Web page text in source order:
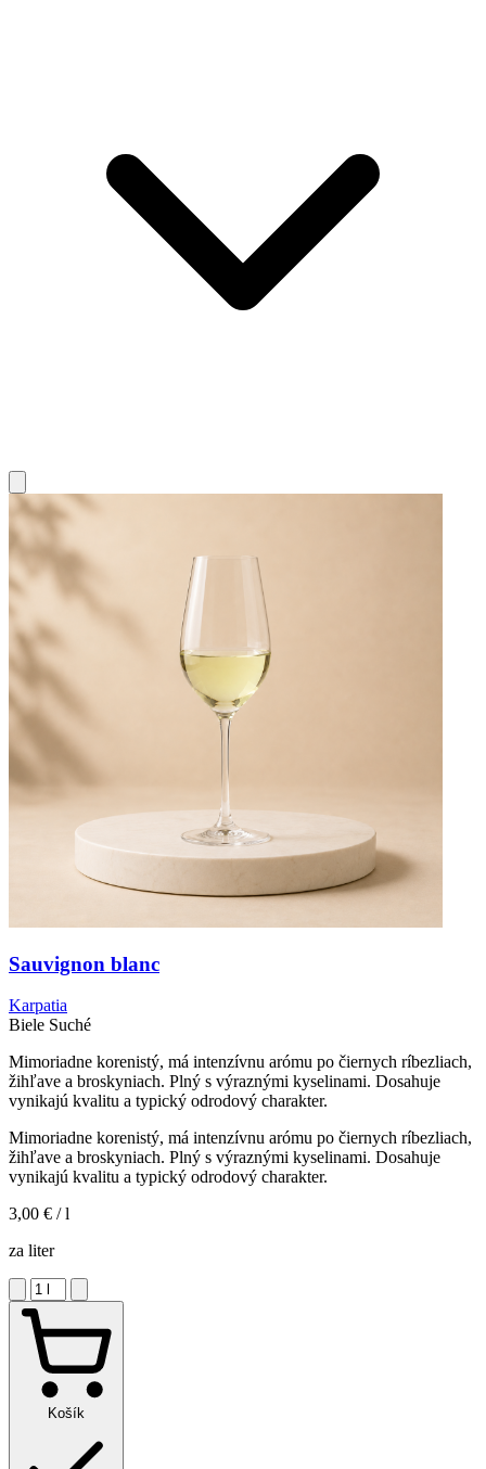
Sauvignon blanc
Karpatia
Biele Suché
Mimoriadne korenistý, má intenzívnu arómu po čiernych ríbezliach,
žihľave a broskyniach. Plný s výraznými kyselinami. Dosahuje
vynikajú kvalitu a typický odrodový charakter.
Mimoriadne korenistý, má intenzívnu arómu po čiernych ríbezliach,
žihľave a broskyniach. Plný s výraznými kyselinami. Dosahuje
vynikajú kvalitu a typický odrodový charakter.
3,00 € / l
za liter
Košík